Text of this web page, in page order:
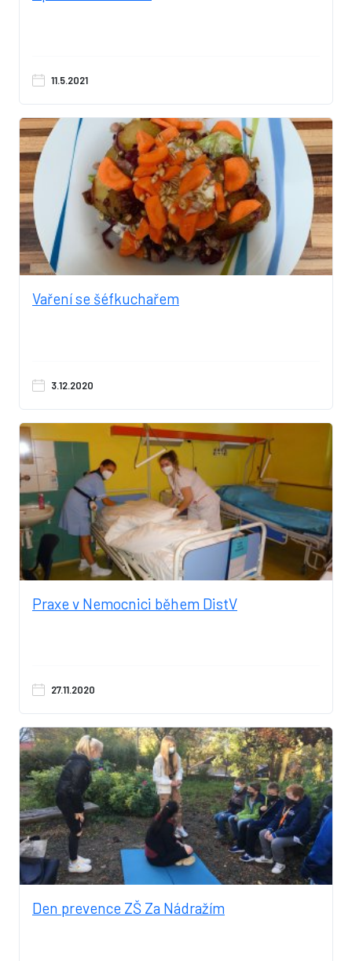
11.5.2021
Vaření se šéfkuchařem
3.12.2020
Praxe v Nemocnici během DistV
27.11.2020
Den prevence ZŠ Za Nádražím